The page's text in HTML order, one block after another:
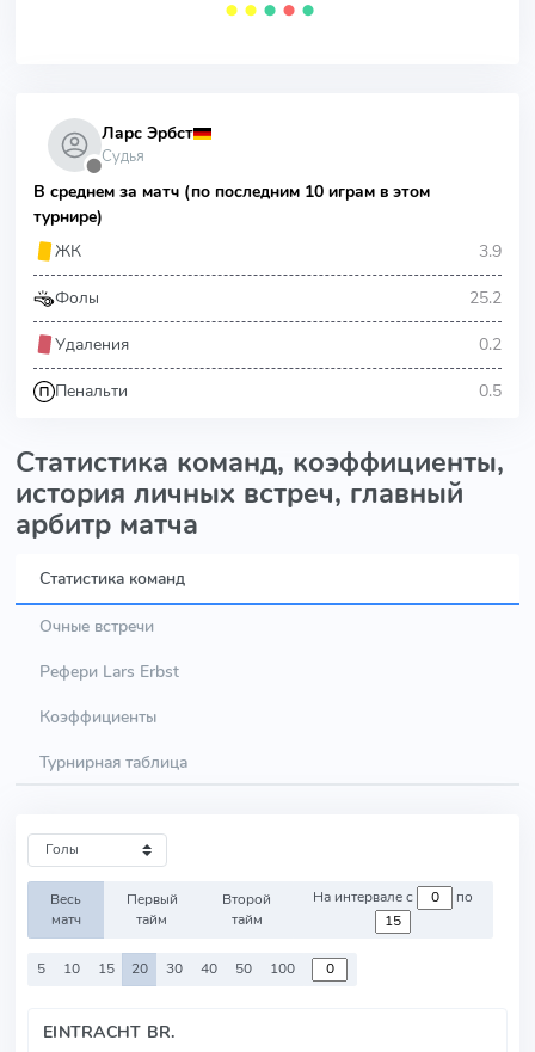
⬤ ⬤ ⬤ ⬤ ⬤
⬤
Ларс Эрбст
Судья
В среднем за матч (по последним 10 играм в этом
турнире)
ЖК
3.9
Фолы 25.2
Удаления 0.2
Пенальти 0.5
Статистика команд, коэффициенты,
история личных встреч, главный
арбитр матча
Статистика команд
Очные встречи
Рефери Lars Erbst
Коэффициенты
Турнирная таблица
Весь
матч
Первый
тайм
Второй
тайм
На интервале с по
5 10 15 20 30 40 50 100
EINTRACHT BR.